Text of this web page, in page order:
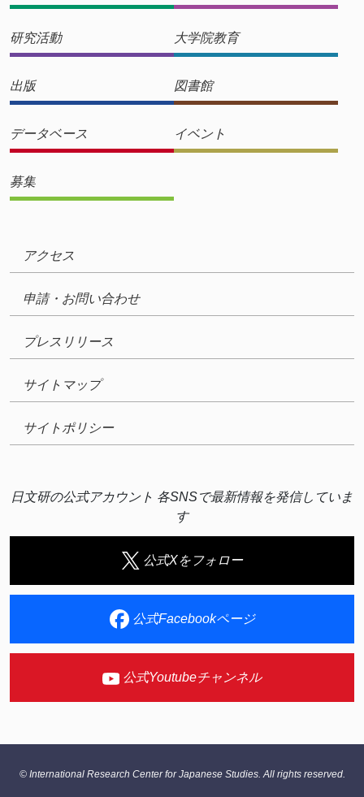
研究活動 大学院教育
出版 図書館
データベース イベント
募集
アクセス
申請・お問い合わせ
プレスリリース
サイトマップ
サイトポリシー
日文研の公式アカウント 各SNSで最新情報を発信していま
す
公式Xをフォロー
公式Facebookページ
公式Youtubeチャンネル
© International Research Center for Japanese Studies. All rights reserved.